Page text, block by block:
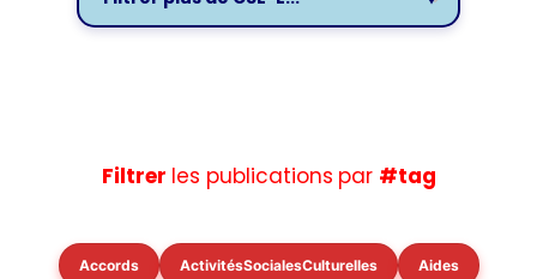
Filtrer les publications par #tag
Accords ActivitésSocialesCulturelles Aides